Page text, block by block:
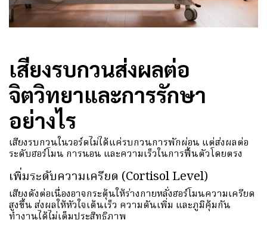
เสียงรบกวนส่งผลต่อ
จิตวิทยาและการรักษา
อย่างไร
เสียงรบกวนในวอร์ดไม่ได้แค่รบกวนการพักผ่อน แต่ส่งผลต่อ
ระดับฮอร์โมน การนอน และความเร็วในการฟื้นตัวโดยตรง
เพิ่มระดับความเครียด (Cortisol Level)
เสียงดังต่อเนื่องอาจกระตุ้นให้ร่างกายหลั่งฮอร์โมนความเครียด
สูงขึ้น ส่งผลให้หัวใจเต้นเร็ว ความดันเพิ่ม และภูมิคุ้มกัน
ทำงานได้ไม่เต็มประสิทธิภาพ